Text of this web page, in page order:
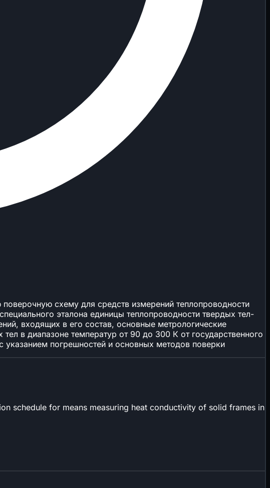
схему для средств измерений теплопроводности
эталона единицы теплопроводности твердых тел-
входящих в его состав, основные метрологические
в диапазоне температур от 90 до 300 К от государственного
погрешностей и основных методов поверки
schedule for means measuring heat conductivity of solid frames in